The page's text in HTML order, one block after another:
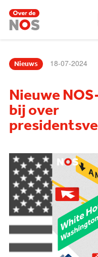
Nieuws 18-07-2024
Nieuwe
bij over